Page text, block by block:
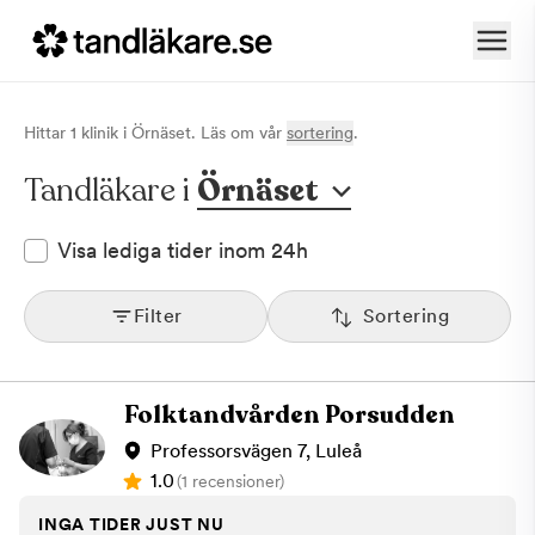
Hittar 1 klinik i Örnäset. Läs om vår sortering.
Tandläkare i Örnäset
Visa lediga tider inom 24h
Filter Sortering
Folktandvården Porsudden
Professorsvägen 7, Luleå
1.0(1 recensioner)
INGA TIDER JUST NU